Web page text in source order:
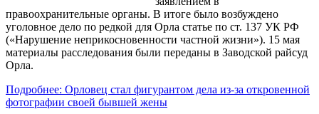
правоохранительные органы. В итоге было возбуждено
уголовное дело по редкой для Орла статье по ст. 137 УК РФ
(«Нарушение неприкосновенности частной жизни»). 15 мая
материалы расследования были переданы в Заводской райсуд
Орла.
Подробнее: Орловец стал фигурантом дела из-за откровенной
фотографии своей бывшей жены